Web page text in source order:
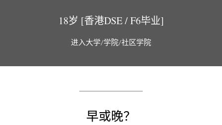
18岁 [香港DSE / F6毕业]
进入大学/学院/社区学院
早或晚？